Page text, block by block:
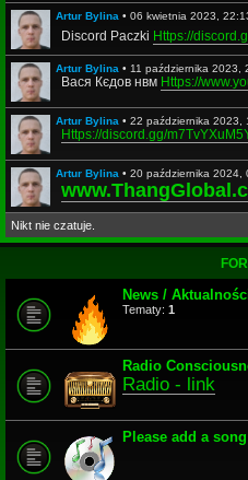
Artur Bylina • 06 kwietnia 2023,
Discord Paczki Https://
Artur Bylina • 11 października 2023,
Вася Кєдов нвм Https://
Artur Bylina • 22 października 2023,
Https://discord.gg/
Artur Bylina • 20 października 2024,
Nikt nie czatuje.
News /
Tematy: 1
Radio
Radio - link
Please add a